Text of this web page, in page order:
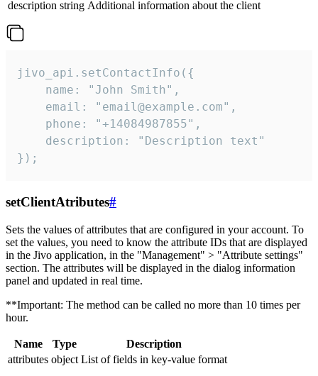
description string Additional information about the client
jivo_api.setContactInfo({
    name: "John Smith",
    email: "email@example.com",
    phone: "+14084987855",
    description: "Description text"
});
setClientAtributes#
Sets the values ​​of attributes that are configured in your account. To
set the values, you need to know the attribute IDs that are displayed
in the Jivo application, in the "Management" > "Attribute settings"
section. The attributes will be displayed in the dialog information
panel and updated in real time.
**Important: The method can be called no more than 10 times per
hour.
Name Type
Description
attributes object List of fields in key-value format